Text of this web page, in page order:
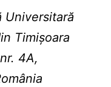
Universitară
Timişoara
4A,